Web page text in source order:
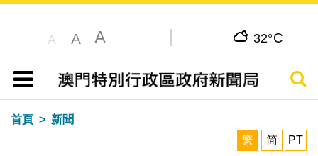
A A A 32°C
目錄
搜尋
首頁
新聞
繁
简 PT